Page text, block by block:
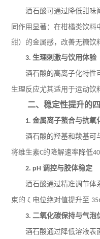
酒石酸可通过降低甜味
同作用显著：在柑橘类饮
甜）的金属感，改善无糖饮
3. 生理刺激与饮用体验
酒石酸的高离子化特性
生理反应尤其适用于运动饮
二、稳定性提升的
1. 金属离子螯合与抗氧
酒石酸的羟基和羧基可
将维生素C的降解速率降低
2. pH 调控与胶体稳定
酒石酸通过精准调节体
束的 ζ 电位绝对值提升至
3. 二氧化碳保持与气泡
酒石酸通过降低溶液表